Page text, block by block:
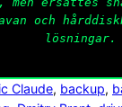
och
lösningar.
Claude, backup,